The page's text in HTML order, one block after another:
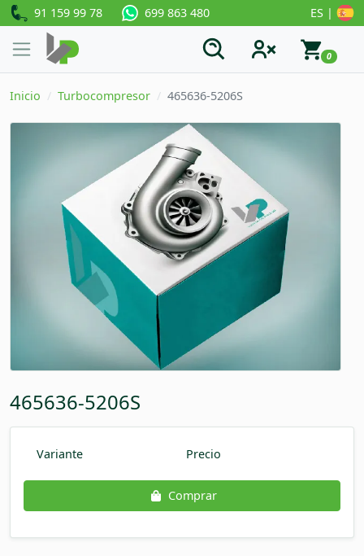
91 159 99 78 699 863 480 ES |
0
Inicio Turbocompresor 465636-5206S
465636-5206S
Variante Precio
Comprar